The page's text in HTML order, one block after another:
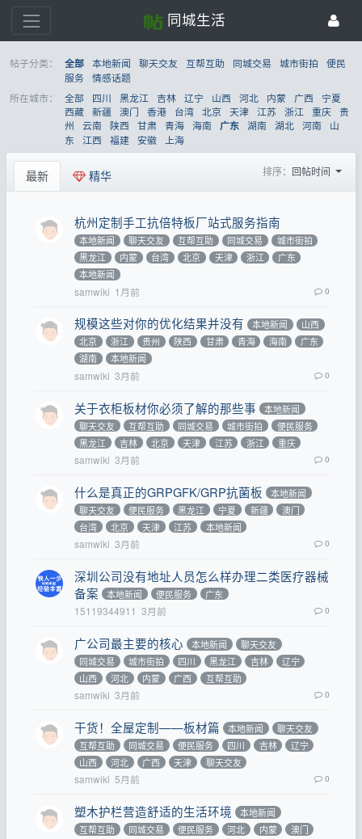
同城生活
帖子分类： 全部 本地新闻 聊天交友 互帮互助 同城交易 城市街拍
便民
服务 情感话题
所在城市：
全部 四川 黑龙江 吉林 辽宁 山西 河北 内蒙 广西 宁夏
西藏 新疆 澳门 香港 台湾 北京 天津 江苏 浙江 重庆 贵
州
云南 陕西 甘肃 青海 海南 广东 湖南 湖北 河南
山
东
江西 福建 安徽 上海
最新 精华 排序： 回帖时间
杭州定制手工抗倍特板厂站式服务指南
本地新闻 聊天交友 互帮互助 同城交易
城市街拍
黑龙江
内蒙 台湾 北京 天津 浙江
广东
本地新闻
samwiki 1月前 0
规模这些对你的优化结果并没有 本地新闻
山西
北京
浙江 贵州 陕西 甘肃 青海 海南
广东
湖南
本地新闻
samwiki 3月前 0
关于衣柜板材你必须了解的那些事
本地新闻
聊天交友
互帮互助 同城交易 城市街拍
便民服务
黑龙江
吉林 北京 天津 江苏 浙江 重庆
samwiki 3月前 0
什么是真正的GRPGFK/GRP抗菌板
本地新闻
聊天交友
便民服务 黑龙江 宁夏 新疆
澳门
台湾
北京 天津 江苏 本地新闻
samwiki 3月前 0
深圳公司没有地址人员怎么样办理二类医疗器械
备案
本地新闻 便民服务 广东
15119344911 3月前 0
广公司最主要的核心 本地新闻
聊天交友
同城交易
城市街拍 四川 黑龙江 吉林
辽宁
山西
河北 内蒙 广西 互帮互助
samwiki 3月前 0
干货！全屋定制——板材篇 本地新闻
聊天交友
互帮互助
同城交易 便民服务 四川 吉林
辽宁
山西
河北 广西 天津 聊天交友
samwiki 5月前 0
塑木护栏营造舒适的生活环境
本地新闻
互帮互助
同城交易 便民服务 河北 内蒙
澳门